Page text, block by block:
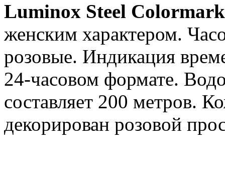
Luminox Steel Colormark
женским характером.
розовые. Индикация
24-часовом формате.
составляет 200 метров.
декорирован розовой